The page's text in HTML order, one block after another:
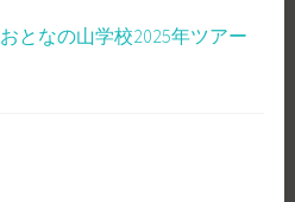
おとなの山学校2025年ツアー